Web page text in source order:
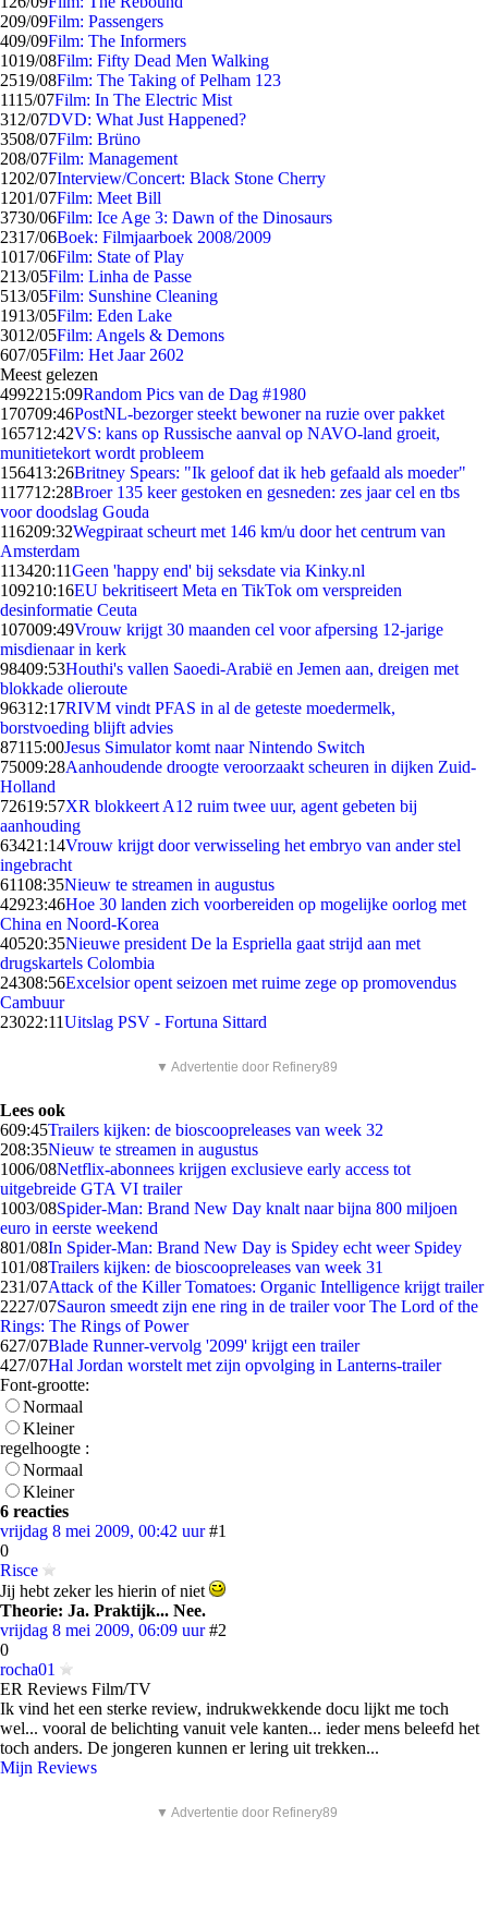
209/09Film: Passengers
409/09Film: The Informers
1019/08Film: Fifty Dead Men Walking
2519/08Film: The Taking of Pelham 123
1115/07Film: In The Electric Mist
312/07DVD: What Just Happened?
3508/07Film: Brüno
208/07Film: Management
1202/07Interview/Concert: Black Stone Cherry
1201/07Film: Meet Bill
3730/06Film: Ice Age 3: Dawn of the Dinosaurs
2317/06Boek: Filmjaarboek 2008/2009
1017/06Film: State of Play
213/05Film: Linha de Passe
513/05Film: Sunshine Cleaning
1913/05Film: Eden Lake
3012/05Film: Angels & Demons
607/05Film: Het Jaar 2602
Meest gelezen
4992215:09Random Pics van de Dag #1980
170709:46PostNL-bezorger steekt bewoner na ruzie over pakket
165712:42VS: kans op Russische aanval op NAVO-land groeit,
munitietekort wordt probleem
156413:26Britney Spears: "Ik geloof dat ik heb gefaald als moeder"
117712:28Broer 135 keer gestoken en gesneden: zes jaar cel en tbs
voor doodslag Gouda
116209:32Wegpiraat scheurt met 146 km/u door het centrum van
Amsterdam
113420:11Geen 'happy end' bij seksdate via Kinky.nl
109210:16EU bekritiseert Meta en TikTok om verspreiden
desinformatie Ceuta
107009:49Vrouw krijgt 30 maanden cel voor afpersing 12-jarige
misdienaar in kerk
98409:53Houthi's vallen Saoedi-Arabië en Jemen aan, dreigen met
blokkade olieroute
96312:17RIVM vindt PFAS in al de geteste moedermelk,
borstvoeding blijft advies
87115:00Jesus Simulator komt naar Nintendo Switch
75009:28Aanhoudende droogte veroorzaakt scheuren in dijken Zuid-
Holland
72619:57XR blokkeert A12 ruim twee uur, agent gebeten bij
aanhouding
63421:14Vrouw krijgt door verwisseling het embryo van ander stel
ingebracht
61108:35Nieuw te streamen in augustus
42923:46Hoe 30 landen zich voorbereiden op mogelijke oorlog met
China en Noord-Korea
40520:35Nieuwe president De la Espriella gaat strijd aan met
drugskartels Colombia
24308:56Excelsior opent seizoen met ruime zege op promovendus
Cambuur
23022:11Uitslag PSV - Fortuna Sittard
▼ Advertentie door Refinery89
Lees ook
609:45Trailers kijken: de bioscoopreleases van week 32
208:35Nieuw te streamen in augustus
1006/08Netflix-abonnees krijgen exclusieve early access tot
uitgebreide GTA VI trailer
1003/08Spider-Man: Brand New Day knalt naar bijna 800 miljoen
euro in eerste weekend
801/08In Spider-Man: Brand New Day is Spidey echt weer Spidey
101/08Trailers kijken: de bioscoopreleases van week 31
231/07Attack of the Killer Tomatoes: Organic Intelligence krijgt trailer
2227/07Sauron smeedt zijn ene ring in de trailer voor The Lord of the
Rings: The Rings of Power
627/07Blade Runner-vervolg '2099' krijgt een trailer
427/07Hal Jordan worstelt met zijn opvolging in Lanterns-trailer
Font-grootte:
Normaal
Kleiner
regelhoogte :
Normaal
Kleiner
6 reacties
vrijdag 8 mei 2009, 00:42 uur #1
0
Risce
Jij hebt zeker les hierin of niet
Theorie: Ja. Praktijk... Nee.
vrijdag 8 mei 2009, 06:09 uur #2
0
rocha01
ER Reviews Film/TV
Ik vind het een sterke review, indrukwekkende docu lijkt me toch
wel... vooral de belichting vanuit vele kanten... ieder mens beleefd het
toch anders. De jongeren kunnen er lering uit trekken...
Mijn Reviews
▼ Advertentie door Refinery89